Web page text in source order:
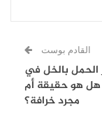
القادم بوست
الحمل بالخل في
هل هو حقيقة أم
مجرد خرافة؟